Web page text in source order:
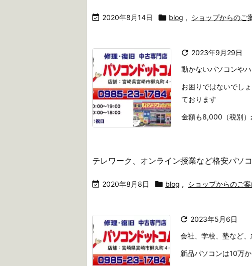
 2020年8月14日  blog , ショップからのご
 2023年9月29日
動かないパソコンや
お困りではないでし
ております
金額も8,000（税別）
テレワーク、オンライン授業など格安パソ
 2020年8月8日  blog , ショップからのご案
 2023年5月6日
会社、学校、塾など
新品パソコンは10万